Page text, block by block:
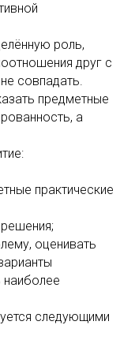
роль,
друг с
совпадать.
предметные
а
практические
оценивать
следующими